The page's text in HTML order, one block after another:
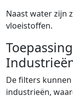
Naast water zijn
vloeistoffen.
De filters
industrieën,